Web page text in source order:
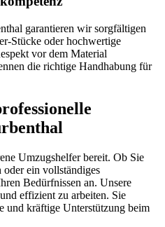
garantieren wir sorgfältigen
Stücke oder hochwertige
vor dem Material
die richtige Handhabung für
Umzugshelfer bereit. Ob Sie
ein vollständiges
Bedürfnissen an. Unsere
effizient zu arbeiten. Sie
und kräftige Unterstützung beim